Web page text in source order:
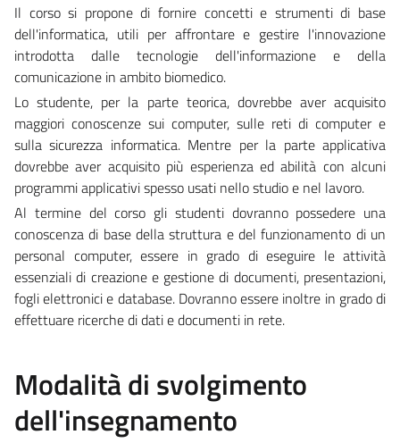
Il corso si propone di fornire concetti e strumenti di base
dell'informatica, utili per affrontare e gestire l'innovazione
introdotta dalle tecnologie dell'informazione e della
comunicazione in ambito biomedico.
Lo studente, per la parte teorica, dovrebbe aver acquisito
maggiori conoscenze sui computer, sulle reti di computer e
sulla sicurezza informatica. Mentre per la parte applicativa
dovrebbe aver acquisito più esperienza ed abilità con alcuni
programmi applicativi spesso usati nello studio e nel lavoro.
Al termine del corso gli studenti dovranno possedere una
conoscenza di base della struttura e del funzionamento di un
personal computer, essere in grado di eseguire le attività
essenziali di creazione e gestione di documenti, presentazioni,
fogli elettronici e database. Dovranno essere inoltre in grado di
effettuare ricerche di dati e documenti in rete.
Modalità di svolgimento
dell'insegnamento